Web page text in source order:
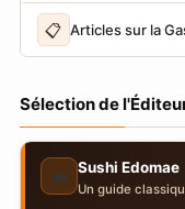
📋 Articles sur la
Sélection de
🍣 Sushi Edomae
Un guide